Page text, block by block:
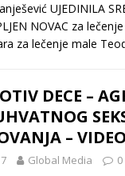
UJEDINILA
NOVAC za
za lečenje male
DECE –
– VIDEO
Global Media 0